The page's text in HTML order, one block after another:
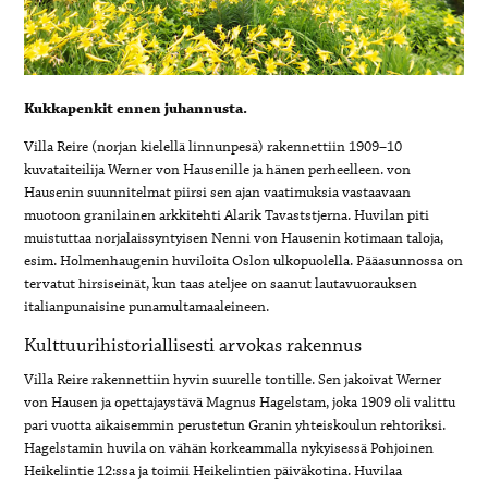
Kukkapenkit ennen juhannusta.
Villa Reire (norjan kielellä linnunpesä) rakennettiin 1909–10
kuvataiteilija Werner von Hausenille ja hänen perheelleen. von
Hausenin suunnitelmat piirsi sen ajan vaatimuksia vastaavaan
muotoon granilainen arkkitehti Alarik Tavaststjerna. Huvilan piti
muistuttaa norjalaissyntyisen Nenni von Hausenin kotimaan taloja,
esim. Holmenhaugenin huviloita Oslon ulkopuolella. Pääasunnossa on
tervatut hirsiseinät, kun taas ateljee on saanut lautavuorauksen
italianpunaisine punamultamaaleineen.
Kulttuurihistoriallisesti arvokas rakennus
Villa Reire rakennettiin hyvin suurelle tontille. Sen jakoivat Werner
von Hausen ja opettajaystävä Magnus Hagelstam, joka 1909 oli valittu
pari vuotta aikaisemmin perustetun Granin yhteiskoulun rehtoriksi.
Hagelstamin huvila on vähän korkeammalla nykyisessä Pohjoinen
Heikelintie 12:ssa ja toimii Heikelintien päiväkotina. Huvilaa